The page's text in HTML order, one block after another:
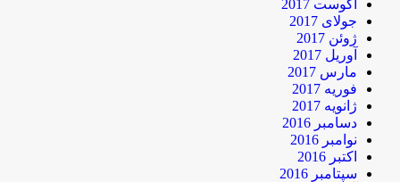
آگوست 2017
جولای 2017
ژوئن 2017
آوریل 2017
مارس 2017
فوریه 2017
ژانویه 2017
دسامبر 2016
نوامبر 2016
اکتبر 2016
سپتامبر 2016